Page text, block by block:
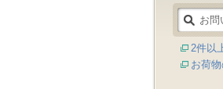
2件以
お荷